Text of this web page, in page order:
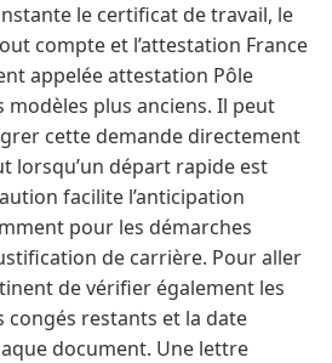
le certificat de travail, le
compte et l’attestation France
appelée attestation Pôle
modèles plus anciens. Il peut
cette demande directement
lorsqu’un départ rapide est
facilite l’anticipation
pour les démarches
de carrière. Pour aller
de vérifier également les
congés restants et la date
document. Une lettre